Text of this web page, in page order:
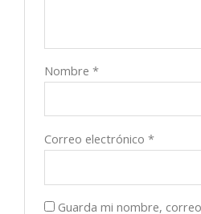
Nombre*
Correo electrónico*
Guarda mi nombre,